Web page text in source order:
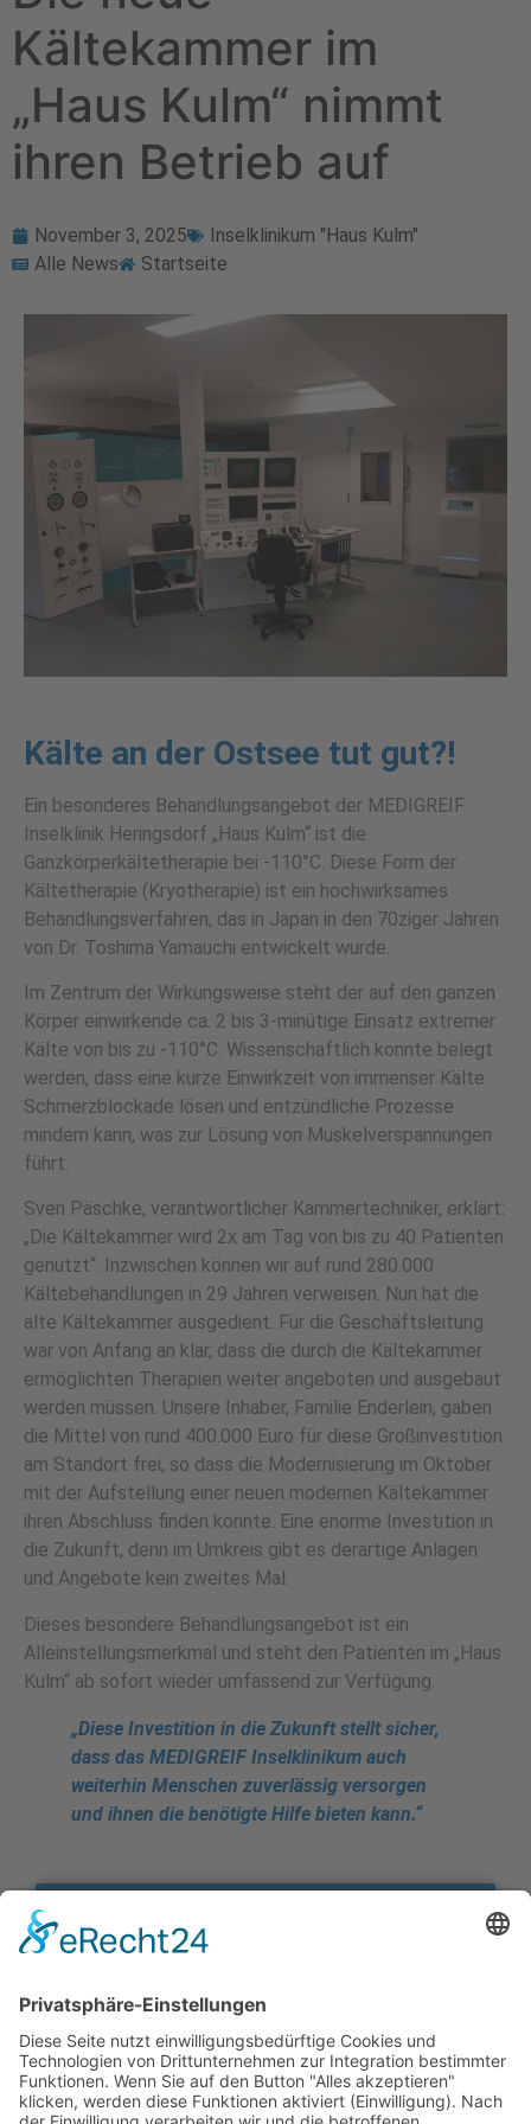
Kältekammer im
„Haus Kulm“ nimmt
ihren Betrieb auf
November 3, 2025
Inselklinikum "Haus Kulm"
Alle News
Startseite
Kälte an der Ostsee tut gut?!
Ein besonderes Behandlungsangebot der MEDIGREIF
Inselklinik Heringsdorf „Haus Kulm“ ist die
Ganzkörperkältetherapie bei -110°C. Diese Form der
Kältetherapie (Kryotherapie) ist ein hochwirksames
Behandlungsverfahren, das in Japan in den 70ziger Jahren
von Dr. Toshima Yamauchi entwickelt wurde.
Im Zentrum der Wirkungsweise steht der auf den ganzen
Körper einwirkende ca. 2 bis 3-minütige Einsatz extremer
Kälte von bis zu -110°C. Wissenschaftlich konnte belegt
werden, dass eine kurze Einwirkzeit von immenser Kälte
Schmerzblockade lösen und entzündliche Prozesse
mindern kann, was zur Lösung von Muskelverspannungen
führt.
Sven Päschke, verantwortlicher Kammertechniker, erklärt:
„Die Kältekammer wird 2x am Tag von bis zu 40 Patienten
genutzt“. Inzwischen können wir auf rund 280.000
Kältebehandlungen in 29 Jahren verweisen. Nun hat die
alte Kältekammer ausgedient. Für die Geschäftsleitung
war von Anfang an klar, dass die durch die Kältekammer
ermöglichten Therapien weiter angeboten und ausgebaut
werden müssen. Unsere Inhaber, Familie Enderlein, gaben
die Mittel von rund 400.000 Euro für diese Großinvestition
am Standort frei, so dass die Modernisierung im Oktober
mit der Aufstellung einer neuen modernen Kältekammer
ihren Abschluss finden konnte. Eine enorme Investition in
die Zukunft, denn im Umkreis gibt es derartige Anlagen
und Angebote kein zweites Mal.
Dieses besondere Behandlungsangebot ist ein
Alleinstellungsmerkmal und steht den Patienten im „Haus
Kulm“ ab sofort wieder umfassend zur Verfügung.
„Diese Investition in die Zukunft stellt sicher,
dass das MEDIGREIF Inselklinikum auch
weiterhin Menschen zuverlässig versorgen
und ihnen die benötigte Hilfe bieten kann.“
Ganzkörperkältetherapie
Beitrag teilen